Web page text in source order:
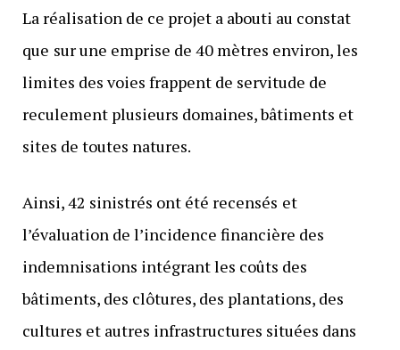
La réalisation de ce projet a abouti au constat
que sur une emprise de 40 mètres environ, les
limites des voies frappent de servitude de
reculement plusieurs domaines, bâtiments et
sites de toutes natures.
Ainsi, 42 sinistrés ont été recensés et
l’évaluation de l’incidence financière des
indemnisations intégrant les coûts des
bâtiments, des clôtures, des plantations, des
cultures et autres infrastructures situées dans